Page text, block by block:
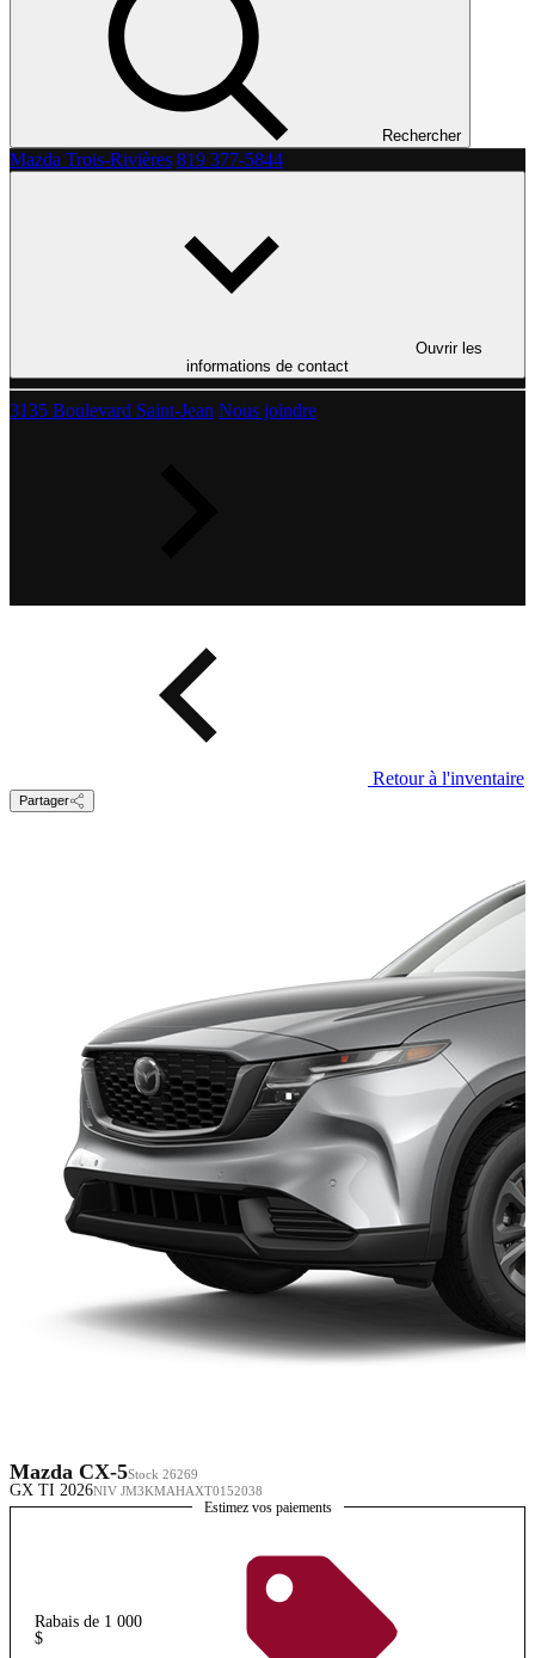
Rechercher
Mazda Trois-Rivières 819 377-5844
Ouvrir les
informations de contact
3135 Boulevard Saint-Jean Nous joindre
Retour à l'inventaire
Partager
Mazda CX-5Stock 26269
GX TI 2026NIV JM3KMAHAXT0152038
Estimez vos paiements
Rabais de 1 000
$